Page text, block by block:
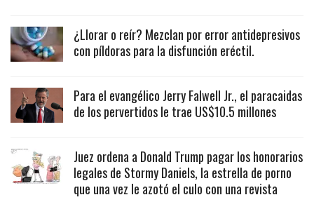
¿Llorar o reír? Mezclan por error antidepresivos
con píldoras para la disfunción eréctil.
Para el evangélico Jerry Falwell Jr., el paracaidas
de los pervertidos le trae US$10.5 millones
Juez ordena a Donald Trump pagar los honorarios
legales de Stormy Daniels, la estrella de porno
que una vez le azotó el culo con una revista